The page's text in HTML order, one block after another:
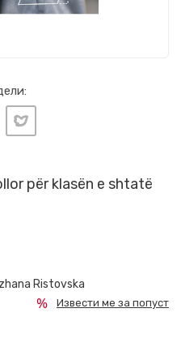
për klasën e shtatë
Ristovska
Извести ме за попуст